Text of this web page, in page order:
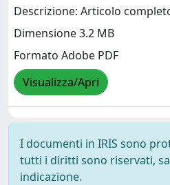
Descrizione: Articolo
Dimensione 3.2 MB
Formato Adobe PDF
Visualizza/Apri
I documenti in IRIS sono
tutti i diritti sono riservati,
indicazione.